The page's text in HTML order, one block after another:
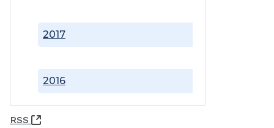
2016
2017
RSS (Abre una nueva ventana)